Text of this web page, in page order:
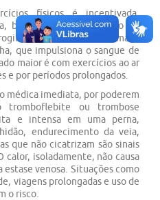
físicos é incentivada.
bicicleta, fortalecimento da
ativam a chamada
que impulsiona o sangue de
maior é com exercícios ao ar
e por períodos prolongados.
médica imediata, por poderem
tromboflebite ou trombose
e intensa em uma perna,
endurecimento da veia,
que não cicatrizam são sinais
calor, isoladamente, não causa
estase venosa. Situações como
viagens prolongadas e uso de
o risco.